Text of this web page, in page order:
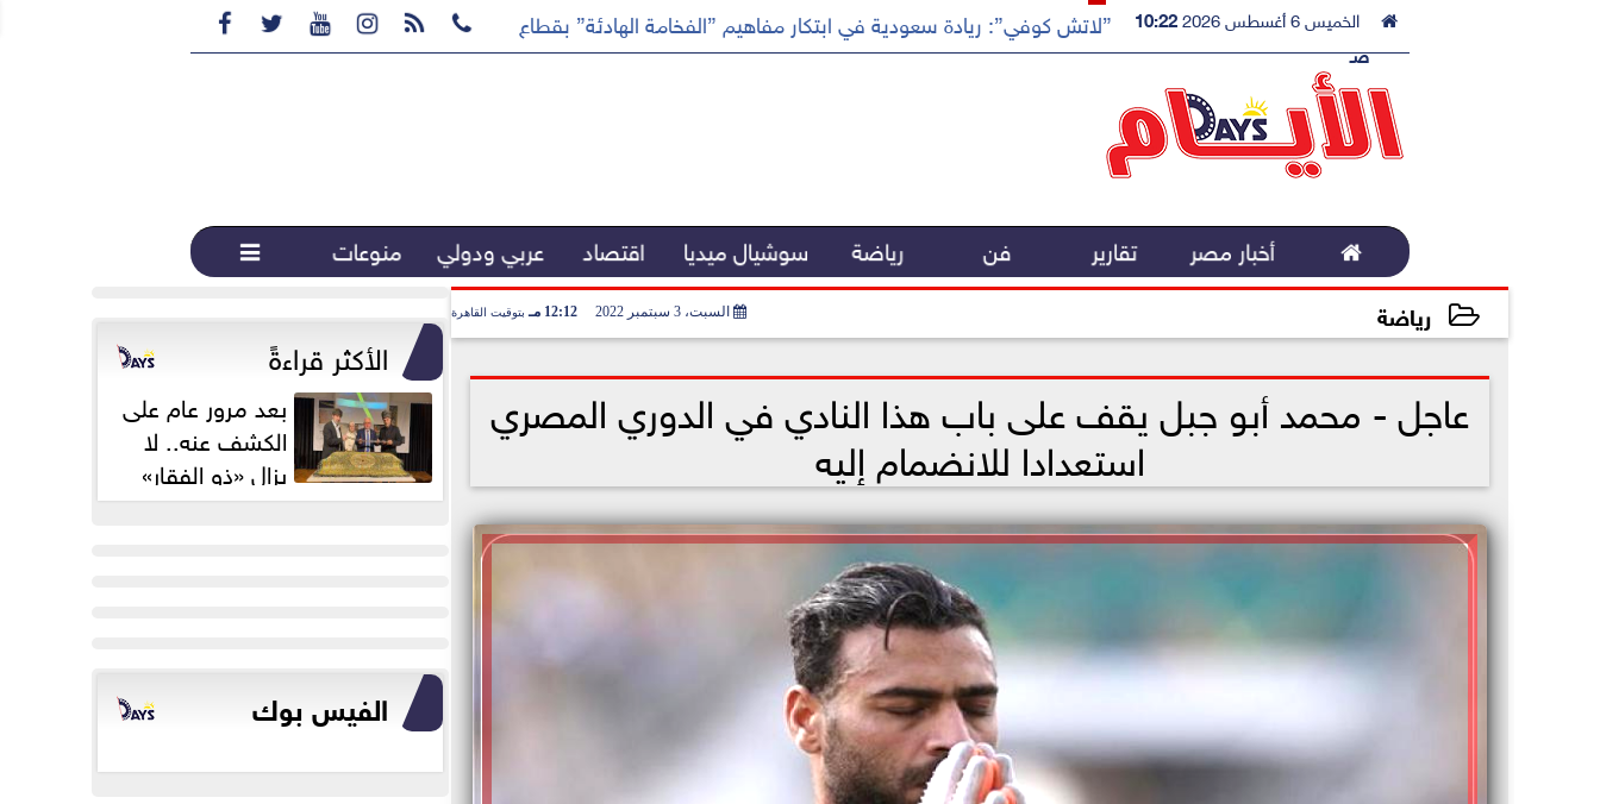
       الخميس 6 أغسطس 2026
10:22
صـ
”لاتش كوفي”: ريادة سعودية في ابتكار مفاهيم ”الفخامة الهادئة” بقطاع القهوة المختصة...
 أخبار مصر تقارير فن رياضة سوشيال ميديا اقتصاد عربي ودولي منوعات 
رياضة السبت، 3 سبتمبر 2022 12:12 مـ بتوقيت القاهرة
عاجل - محمد أبو جبل يقف على باب هذا النادي في الدوري المصري
استعدادا للانضمام إليه
الأكثر قراءةً
بعد مرور عام على
الكشف عنه.. لا
يزال «ذو الفقار»
محور اهتمام...
الفيس بوك